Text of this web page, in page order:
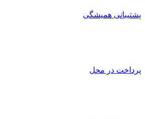
پشتیبانی همیشگی
پرداخت در محل